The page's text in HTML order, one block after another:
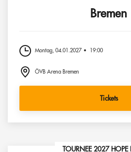
Bremen
Montag, 04.01.2027 19:00
ÖVB Arena Bremen
Tickets
TOURNEE 2027 HOPE